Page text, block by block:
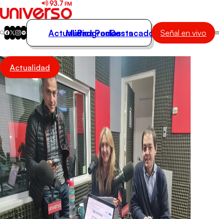
Actualidad
Música
Programas
Podcasts
Destacados
Actualidad
Música
Programas
Podcasts
Destacados Señal en vivo
Actualidad